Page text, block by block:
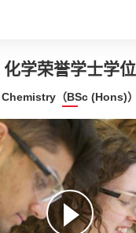
化学荣誉学士学位
Chemistry（BSc (Hons)）